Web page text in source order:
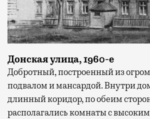
Донская улица, 1960-е
Добротный, построенный из
подвалом и мансардой. Внутри
длинный коридор, по обеим
располагались комнаты с